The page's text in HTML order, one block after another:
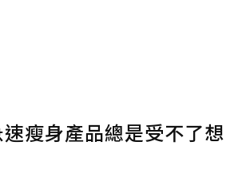
瘦身產品總是受不了想